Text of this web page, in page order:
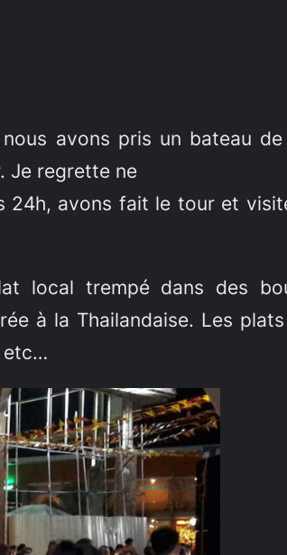
avons pris un bateau
Je regrette ne
24h, avons fait le tour et
local trempé dans des
à la Thailandaise. Les
etc…